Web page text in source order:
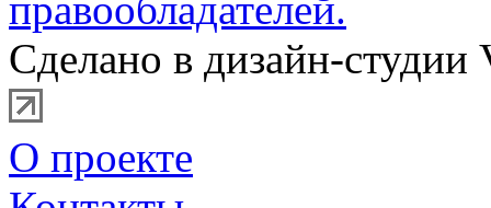
Сделано в дизайн-студии
О проекте